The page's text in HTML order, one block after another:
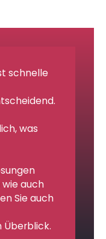
schnelle
was
auch
Sie auch
Überblick.